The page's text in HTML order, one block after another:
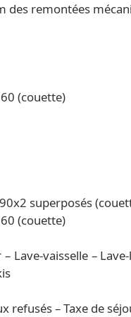
des remontées
(couette)
superposés
(couette)
Lave-vaisselle –
refusés – Taxe de